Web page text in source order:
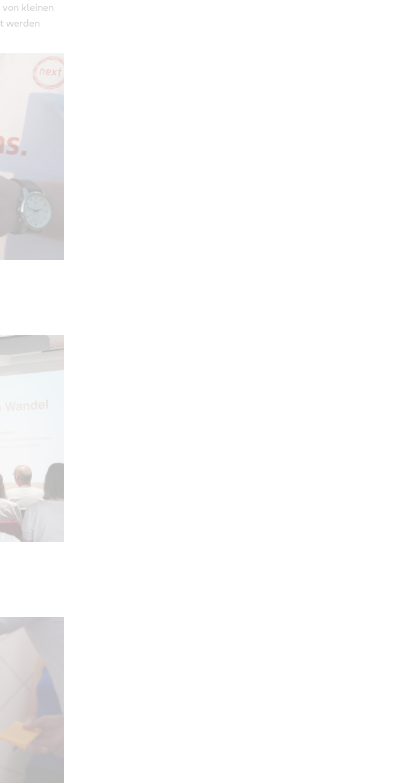
kleinen
werden